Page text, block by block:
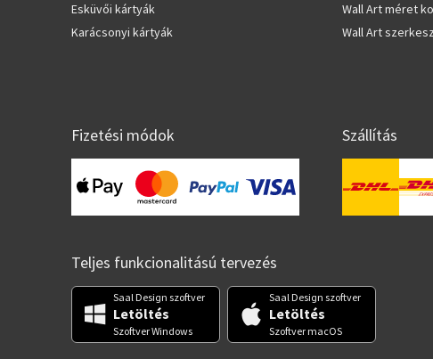
Esküvői kártyák
Karácsonyi kártyák
Wall Art méret
Wall Art
Fizetési módok Szállítás
Teljes funkcionalitású tervezés
Saal Design szoftver
Letöltés
Szoftver Windows
Saal Design szoftver
Letöltés
Szoftver macOS